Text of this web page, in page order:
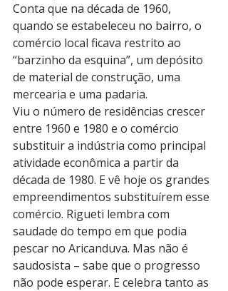
Conta que na década de 1960,
quando se estabeleceu no bairro, o
comércio local ficava restrito ao
“barzinho da esquina”, um depósito
de material de construção, uma
mercearia e uma padaria.
Viu o número de residências crescer
entre 1960 e 1980 e o comércio
substituir a indústria como principal
atividade econômica a partir da
década de 1980. E vê hoje os grandes
empreendimentos substituírem esse
comércio. Rigueti lembra com
saudade do tempo em que podia
pescar no Aricanduva. Mas não é
saudosista – sabe que o progresso
não pode esperar. E celebra tanto as